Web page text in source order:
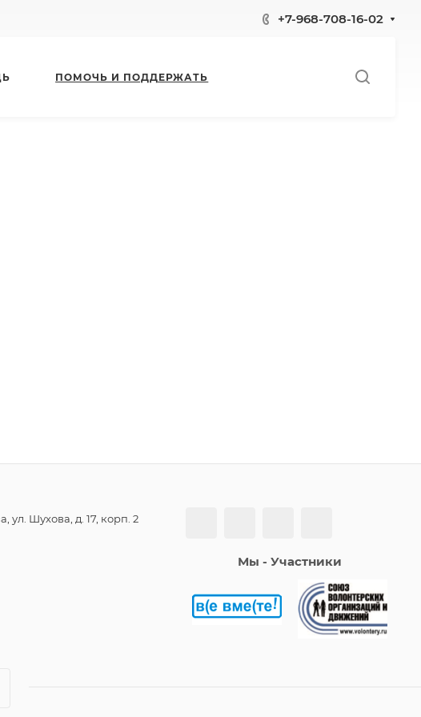
+7-968-708-16-02
ПОМОЧЬ И ПОДДЕРЖАТЬ
ул. Шухова, д. 17, корп. 2
Мы - Участники